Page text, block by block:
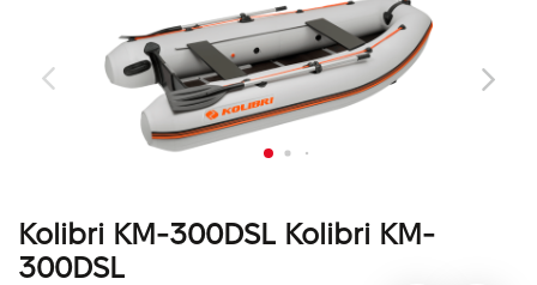
Kolibri KM-300DSL Kolibri KM-
300DSL
Новини
Політика якості
Вакансії